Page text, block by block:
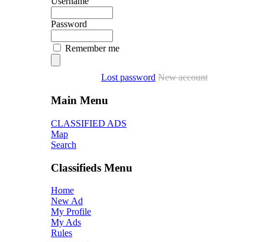
Password
Remember me
Lost password New account
Main Menu
CLASSIFIED ADS
Map
Search
Classifieds Menu
Home
New Ad
My Profile
My Ads
Rules